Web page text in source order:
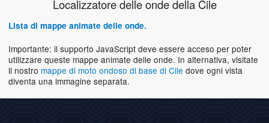
Localizzatore delle onde della Cile
Lista di mappe animate delle onde.
Importante: il supporto JavaScript deve essere acceso per poter
utilizzare queste mappe animate delle onde. In alternativa, visitate
il nostro mappe di moto ondoso di base di Cile dove ogni vista
diventa una immagine separata.